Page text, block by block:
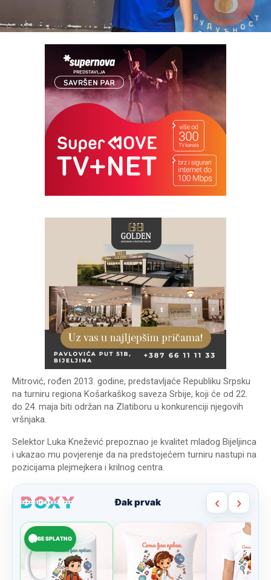
Mitrović, rođen 2013. godine, predstavljaće Republiku Srpsku
na turniru regiona Košarkaškog saveza Srbije, koji će od 22.
do 24. maja biti održan na Zlatiboru u konkurenciji njegovih
vršnjaka.
Selektor Luka Knežević prepoznao je kvalitet mladog Bijeljinca
i ukazao mu povjerenje da na predstojećem turniru nastupi na
pozicijama plejmejkera i krilnog centra.